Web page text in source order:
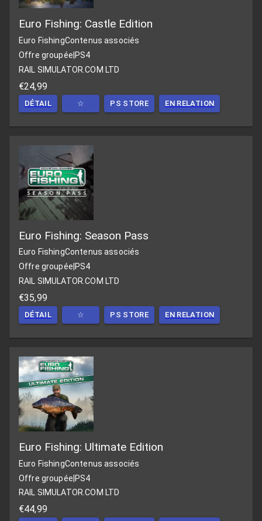
Euro Fishing: Castle Edition
Euro FishingContenus associés
Offre groupée PS4
RAIL SIMULATOR.COM LTD
€24,99
DÉTAIL ☆ PS STORE EN RELATION
Euro Fishing: Season Pass
Euro FishingContenus associés
Offre groupée PS4
RAIL SIMULATOR.COM LTD
€35,99
DÉTAIL ☆ PS STORE EN RELATION
Euro Fishing: Ultimate Edition
Euro FishingContenus associés
Offre groupée|PS4
RAIL SIMULATOR.COM LTD
€44,99